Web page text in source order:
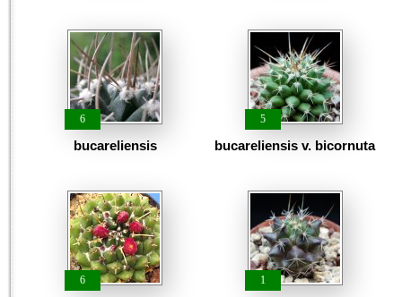
6
bucareliensis
5
bucareliensis v. bicornuta
6 1